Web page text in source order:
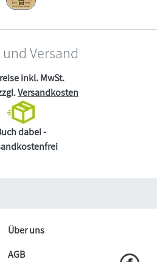
Versand
inkl. MwSt.
Versandkosten
dabei -
Über uns
AGB